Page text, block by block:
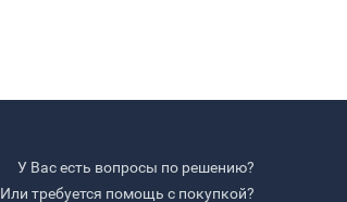
У Вас есть вопросы по решению?
Или требуется помощь с покупкой?